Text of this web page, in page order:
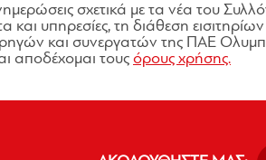
σχετικά με τα νέα του
υπηρεσίες, τη διάθεση εισιτηρίων
και συνεργατών της ΠΑΕ
αποδέχομαι τους όρους χρήσης.